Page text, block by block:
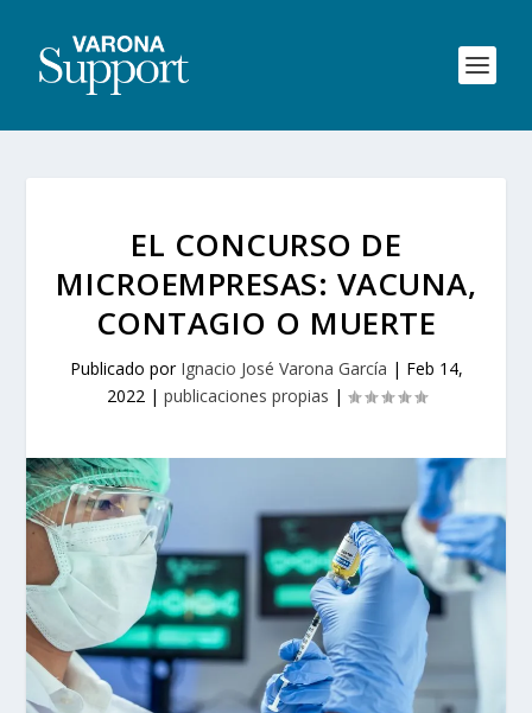
EL CONCURSO DE
MICROEMPRESAS: VACUNA,
CONTAGIO O MUERTE
Publicado por Ignacio José Varona García | Feb 14,
2022| publicaciones propias |